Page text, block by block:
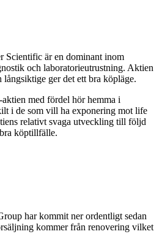
Scientific är en dominant inom
och laboratorieutrustning. Aktien
långsiktige ger det ett bra köpläge.
med fördel hör hemma i
i de som vill ha exponering mot life
relativt svaga utveckling till följd
köptillfälle.
har kommit ner ordentligt sedan
kommer från renovering vilket